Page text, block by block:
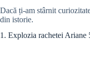
Dacă ți-am stârnit
din istorie.
1. Explozia rachetei Ariane